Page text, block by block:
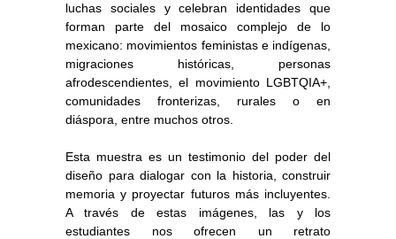
luchas sociales y celebran identidades que
forman parte del mosaico complejo de lo
mexicano: movimientos feministas e indígenas,
migraciones históricas, personas
afrodescendientes, el movimiento LGBTQIA+,
comunidades fronterizas, rurales o en
diáspora, entre muchos otros.
Esta muestra es un testimonio del poder del
diseño para dialogar con la historia, construir
memoria y proyectar futuros más incluyentes.
A través de estas imágenes, las y los
estudiantes nos ofrecen un retrato